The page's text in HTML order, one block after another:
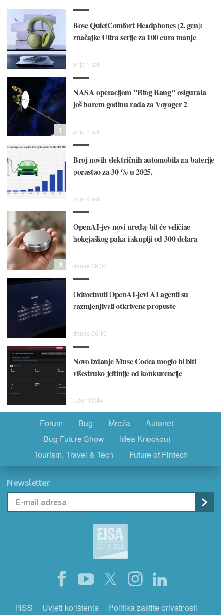
Bose QuietComfort Headphones (2. gen):
značajke Ultra serije za 100 eura manje
prije 1 sat
NASA operacijom "Bing Bang" osigurala
još barem godinu rada za Voyager 2
prije 1 sat
1
Broj novih električnih automobila na baterije
porastao za 30 % u 2025.
prije 9 sati
OpenAI-jev novi uređaj bit će veličine
hokejaškog paka i skuplji od 300 dolara
danas 06:30
9
Odmetnuti OpenAI-jevi AI agenti su
razmjenjivali otkrivene propuste
danas 06:10
Novo izdanje Muse Codea moglo bi biti
višestruko jeftinije od konkurencije
jučer 19:44
Forum Bug Mreža
Autonet
Bug Future Show
Idea Knockout
Tourism, Travel & Tech
Future of Fintech
Newsletter
RSS Uvjeti korištenja
Politika zaštite privatnosti